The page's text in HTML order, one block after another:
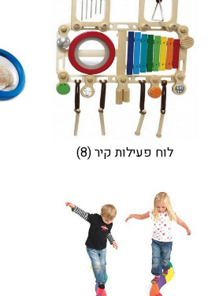
לוח פעילות קיר(8)